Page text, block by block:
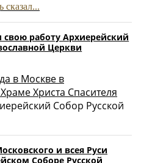
сказал...
работу Архиерейский
Церкви
в Москве в
Христа Спасителя
Собор Русской
и всея Руси
Соборе Русской